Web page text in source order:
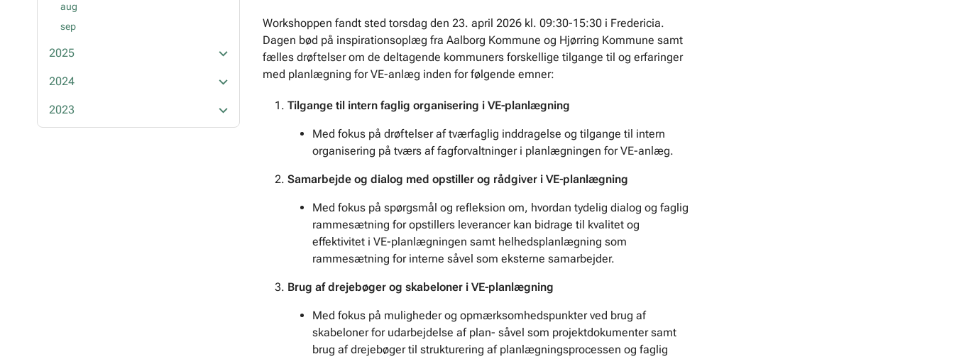
aug
sep
2025
2024
2023
Workshoppen fandt sted torsdag den 23. april 2026 kl. 09:30-15:30 i Fredericia.
Dagen bød på inspirationsoplæg fra Aalborg Kommune og Hjørring Kommune samt
fælles drøftelser om de deltagende kommuners forskellige tilgange til og erfaringer
med planlægning for VE-anlæg inden for følgende emner:
Tilgange til intern faglig organisering i VE-planlægning
Med fokus på drøftelser af tværfaglig inddragelse og tilgange til intern
organisering på tværs af fagforvaltninger i planlægningen for VE-anlæg.
Samarbejde og dialog med opstiller og rådgiver i VE-planlægning
Med fokus på spørgsmål og refleksion om, hvordan tydelig dialog og faglig
rammesætning for opstillers leverancer kan bidrage til kvalitet og
effektivitet i VE-planlægningen samt helhedsplanlægning som
rammesætning for interne såvel som eksterne samarbejder.
Brug af drejebøger og skabeloner i VE-planlægning
Med fokus på muligheder og opmærksomhedspunkter ved brug af
skabeloner for udarbejdelse af plan- såvel som projektdokumenter samt
brug af drejebøger til strukturering af planlægningsprocessen og faglig